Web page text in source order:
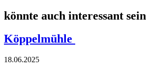
könnte auch interessant sein
Köppelmühle
18.06.2025